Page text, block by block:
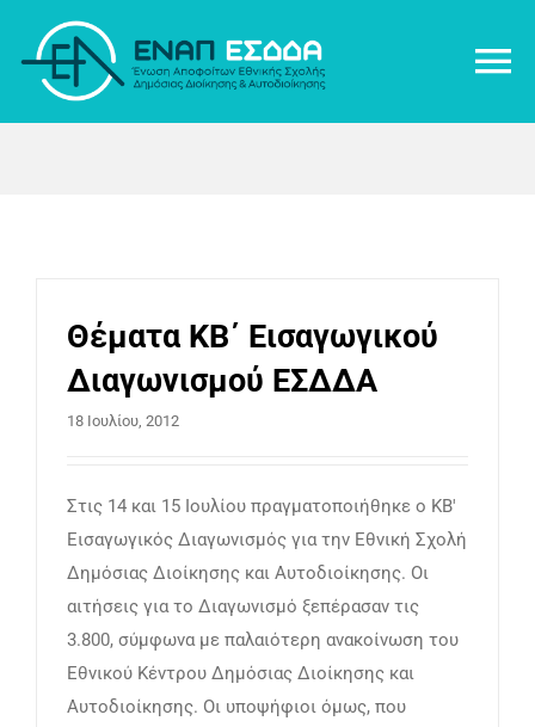
Μετάβαση
περιεχόμενο
ΔΡΑΣΤΗΡΙΟΤΗΤΑ ΑΠΟΦΟΙΤΩΝ
ΕΠΙΚΟΙΝΩΝΙΑ
Θέματα ΚΒ΄ Εισαγωγικού
Διαγωνισμού ΕΣΔΔΑ
18 Ιουλίου, 2012
Στις 14 και 15 Ιουλίου πραγματοποιήθηκε ο ΚΒ'
Εισαγωγικός Διαγωνισμός για την Εθνική Σχολή
Δημόσιας Διοίκησης και Αυτοδιοίκησης. Οι
αιτήσεις για το Διαγωνισμό ξεπέρασαν τις
3.800, σύμφωνα με παλαιότερη ανακοίνωση του
Εθνικού Κέντρου Δημόσιας Διοίκησης και
Αυτοδιοίκησης. Οι υποψήφιοι όμως, που